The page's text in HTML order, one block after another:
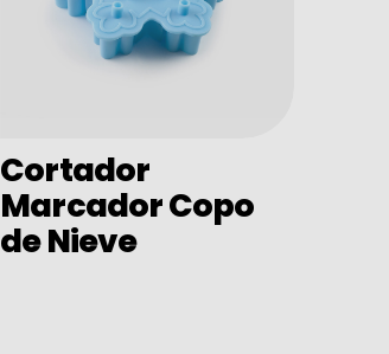
Cortador
Marcador Copo
de Nieve